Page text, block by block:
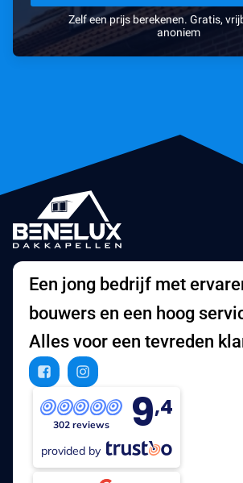
Zelf een prijs berekenen. Gratis,
anoniem
Een jong bedrijf met
bouwers en een hoog
Alles voor een tevreden
302 reviews 9,4
provided by